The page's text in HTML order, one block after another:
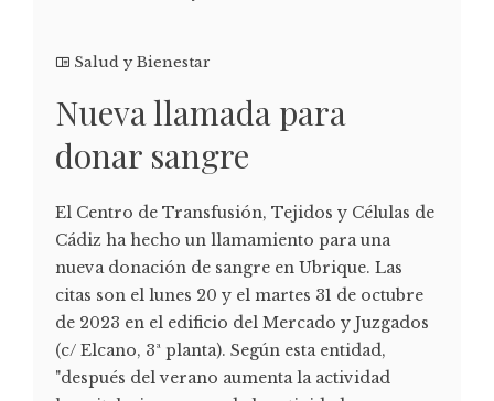
Salud y Bienestar
Nueva llamada para
donar sangre
El Centro de Transfusión, Tejidos y Células de
Cádiz ha hecho un llamamiento para una
nueva donación de sangre en Ubrique. Las
citas son el lunes 20 y el martes 31 de octubre
de 2023 en el edificio del Mercado y Juzgados
(c/ Elcano, 3ª planta). Según esta entidad,
"después del verano aumenta la actividad